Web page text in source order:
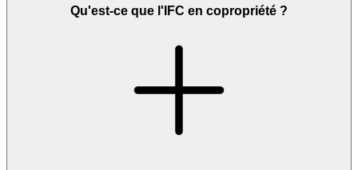
Qu'est-ce que l'IFC en copropriété ?